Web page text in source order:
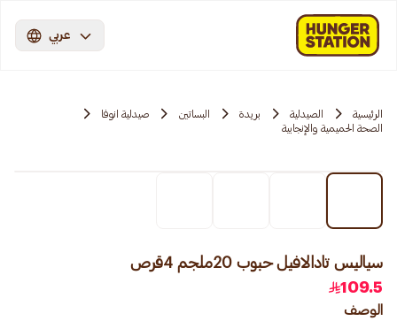
عربي
الرئيسية الصيدلية بريدة البساتين
صيدلية انوفا
الصحة الحميمية والإنجابية
سياليس تادالافيل حبوب 20ملجم 4قرص
109.5
الوصف